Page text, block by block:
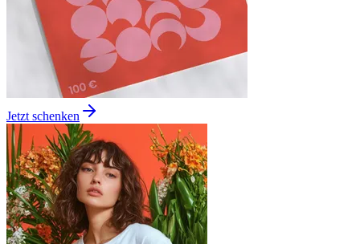
Jetzt schenken